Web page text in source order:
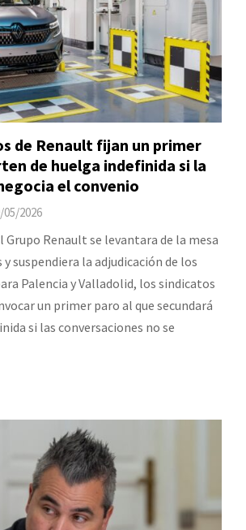
de Renault fijan un primer
de huelga indefinida si la
el convenio
05/2026
Grupo Renault se levantara de la mesa
suspendiera la adjudicación de los
Palencia y Valladolid, los sindicatos
un primer paro al que secundará
si las conversaciones no se